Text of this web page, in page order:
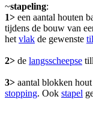
~stapeling:
1> een aantal houten
tijdens de bouw van
het vlak de gewenste
2> de langsscheepse
3> aantal blokken
stopping. Ook stapel